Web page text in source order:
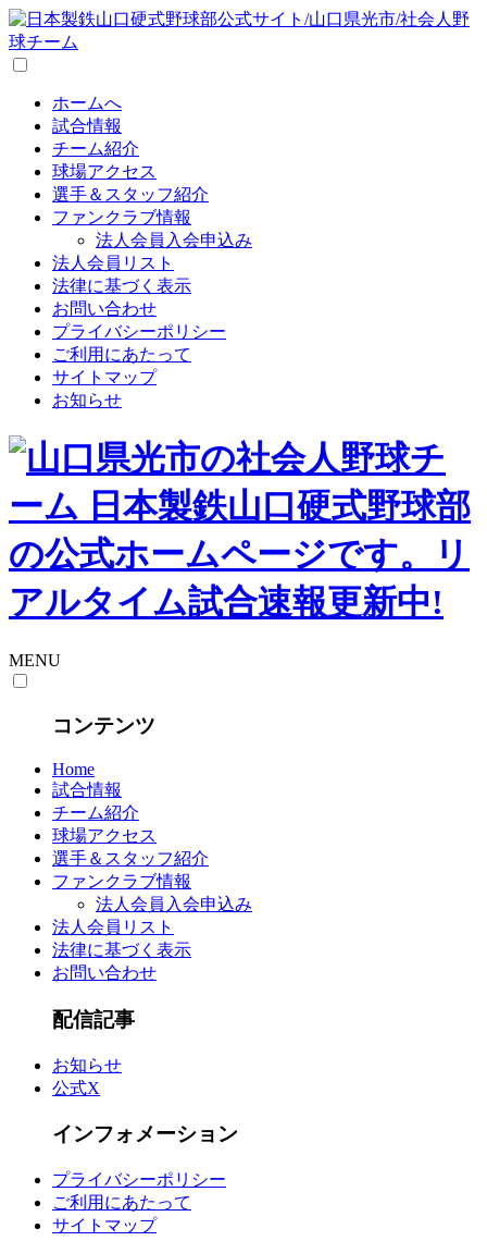
ホームへ
試合情報
チーム紹介
球場アクセス
選手＆スタッフ紹介
ファンクラブ情報
法人会員入会申込み
法人会員リスト
法律に基づく表示
お問い合わせ
プライバシーポリシー
ご利用にあたって
サイトマップ
お知らせ
MENU
コンテンツ
Home
試合情報
チーム紹介
球場アクセス
選手＆スタッフ紹介
ファンクラブ情報
法人会員入会申込み
法人会員リスト
法律に基づく表示
お問い合わせ
配信記事
お知らせ
公式X
インフォメーション
プライバシーポリシー
ご利用にあたって
サイトマップ